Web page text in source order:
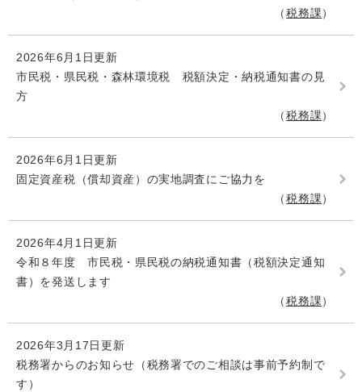
税務課
2026年6月1日更新
市民税・県民税・森林環境税 税額決定・納税通知書の見
方
税務課
2026年6月1日更新
固定資産税（償却資産）の実地調査にご協力を
税務課
2026年4月1日更新
令和８年度 市民税・県民税の納税通知書（税額決定通知
書）を発送します
税務課
2026年3月17日更新
税務署からのお知らせ（税務署でのご相談は事前予約制で
す）